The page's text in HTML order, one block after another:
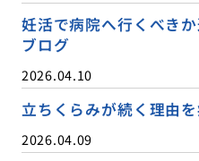
妊活で病院へ行くべき
ブログ
2026.04.10
立ちくらみが続く理由
2026.04.09